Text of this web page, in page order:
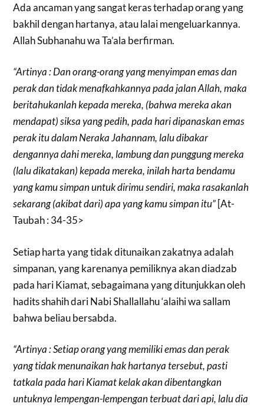
Ada ancaman yang sangat keras terhadap orang yang
bakhil dengan hartanya, atau lalai mengeluarkannya.
Allah Subhanahu wa Ta’ala berfirman.
“Artinya : Dan orang-orang yang menyimpan emas dan
perak dan tidak menafkahkannya pada jalan Allah, maka
beritahukanlah kepada mereka, (bahwa mereka akan
mendapat) siksa yang pedih, pada hari dipanaskan emas
perak itu dalam Neraka Jahannam, lalu dibakar
dengannya dahi mereka, lambung dan punggung mereka
(lalu dikatakan) kepada mereka, inilah harta bendamu
yang kamu simpan untuk dirimu sendiri, maka rasakanlah
sekarang (akibat dari) apa yang kamu simpan itu” [At-
Taubah : 34-35>
Setiap harta yang tidak ditunaikan zakatnya adalah
simpanan, yang karenanya pemiliknya akan diadzab
pada hari Kiamat, sebagaimana yang ditunjukkan oleh
hadits shahih dari Nabi Shallallahu ‘alaihi wa sallam
bahwa beliau bersabda.
“Artinya : Setiap orang yang memiliki emas dan perak
yang tidak menunaikan hak hartanya tersebut, pasti
tatkala pada hari Kiamat kelak akan dibentangkan
untuknya lempengan-lempengan terbuat dari api, lalu dia